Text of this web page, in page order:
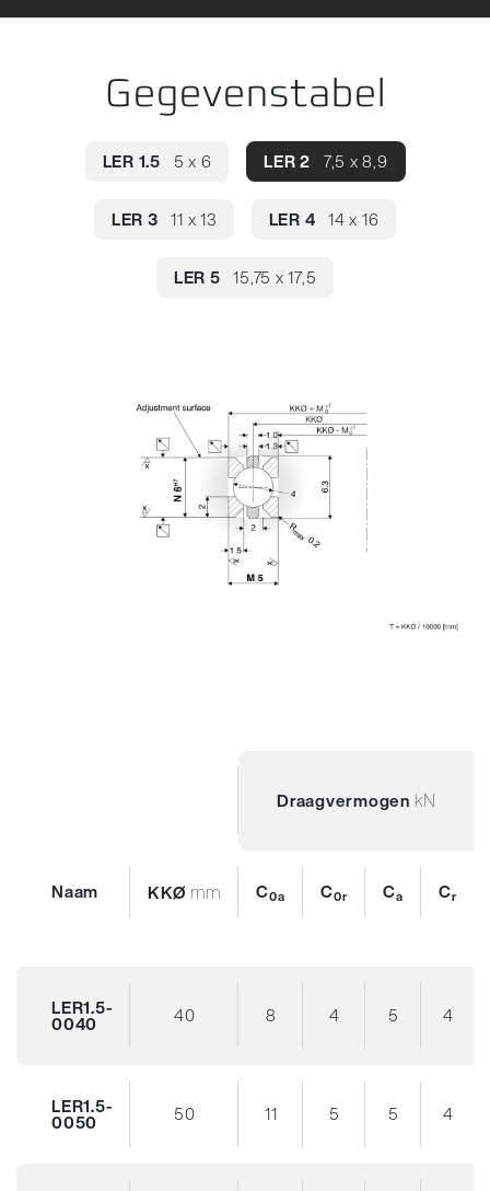
Gegevenstabel
LER 1.5 5 x 6 LER 2 7,5 x 8,9
LER 3 11 x 13 LER 4 14 x 16
LER 5 15,75 x 17,5
Draagvermogen kN
Naam KKØ mm C0a C0r Ca Cr
LER1.5-
0040 40 8 4 5 4
LER1.5-
0050 50 11 5 5 4